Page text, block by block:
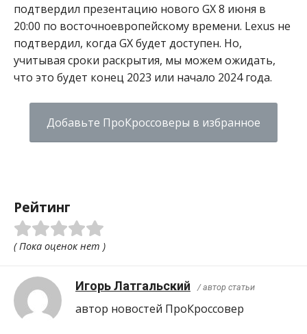
подтвердил презентацию нового GX 8 июня в
20:00 по восточноевропейскому времени. Lexus не
подтвердил, когда GX будет доступен. Но,
учитывая сроки раскрытия, мы можем ожидать,
что это будет конец 2023 или начало 2024 года.
Добавьте ПроКроссоверы в избранное
Рейтинг
( Пока оценок нет )
Игорь Латгальский / автор статьи
автор новостей ПроКроcсовер